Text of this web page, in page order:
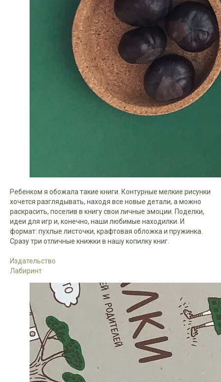
Ребенком я обожала такие книги. Контурные мелкие рисунки
хочется разглядывать, находя все новые детали, а можно
раскрасить, поселив в книгу свои личные эмоции. Поделки,
идеи для игр и, конечно, наши любимые находилки. И
формат: пухлые листочки, крафтовая обложка и пружинка.
Сразу три отличные книжки в нашу копилку книг.
Издательство
Лабиринт